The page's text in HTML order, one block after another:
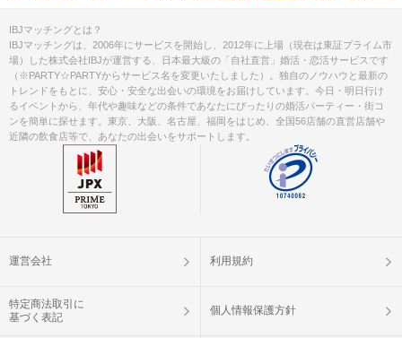
IBJマッチングとは？
IBJマッチングは、2006年にサービスを開始し、2012年に上場（現在は東証プライム市
場）した株式会社IBJが運営する、日本最大級の「自社直営」婚活・恋活サービスです
（※PARTY☆PARTYからサービス名を変更いたしました）。独自のノウハウと最新の
トレンドをもとに、安心・安全な出会いの環境をお届けしています。今日・明日行け
るイベントから、年代や趣味などの条件であなたにぴったりの婚活パーティー・街コ
ンを簡単に探せます。東京、大阪、名古屋、福岡をはじめ、全国56店舗の直営店舗や
近隣の飲食店等で、あなたの出会いをサポートします。
運営会社 利用規約
特定商法取引に
基づく表記
個人情報保護方針